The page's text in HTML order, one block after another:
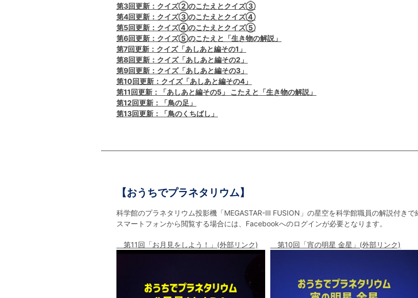
第3回更新：クイズ②のこたえとクイズ③
第4回更新：クイズ③のこたえとクイズ④
第5回更新：クイズ④のこたえとクイズ⑤
第6回更新：クイズ⑤のこたえと「生き物の解説」
第7回更新：クイズ「あしあと編その1」
第8回更新：クイズ「あしあと編その2」
第9回更新：クイズ「あしあと編その3」
第10回更新：クイズ「あしあと編その4」
第11回更新：「あしあと編その5」 こたえと「生き物の解説」
第12回更新：「鳥の足」
第13回更新：「鳥のくちばし」
【おうちでプラネタリウム】
科学館のプラネタリウム投影機「MEGASTAR-Ⅲ FUSION」の星空を科学館職員の解説付きで
スマートフォンから閲覧する場合には、Facebookへのログインが必要となります。
第11回「お月見をしよう！」(外部リンク) 第10回「宵の明星 金星」(外部リンク)